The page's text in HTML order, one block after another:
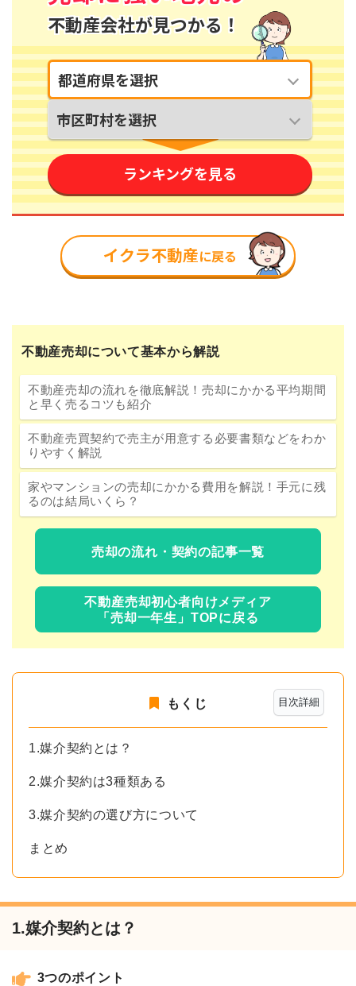
不動産売却について基本から解説
不動産売却の流れを徹底解説！売却にかかる平均期間
と早く売るコツも紹介
不動産売買契約で売主が用意する必要書類などをわか
りやすく解説
家やマンションの売却にかかる費用を解説！手元に残
るのは結局いくら？
売却の流れ・契約の記事一覧
不動産売却初心者向けメディア
「売却一年生」TOPに戻る
目次詳細
もくじ
1.媒介契約とは？
2.媒介契約は3種類ある
3.媒介契約の選び方について
まとめ
1.媒介契約とは？
3つのポイント